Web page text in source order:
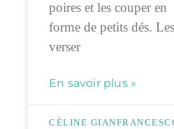
poires et les couper en
forme de petits dés. Les
verser
En savoir plus »
CÉLINE